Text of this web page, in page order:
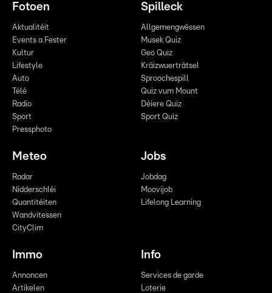
Fotoen
Aktualitéit
Events a Fester
Kultur
Lifestyle
Auto
Télé
Radio
Sport
Pressphoto
Spilleck
Allgemengwëssen
Musek Quiz
Geo Quiz
Kräizwuerträtsel
Sproochespill
Quiz vum Mount
Déiere Quiz
Sport Quiz
Meteo
Radar
Nidderschléi
Quantitéiten
Wandvitessen
CityClim
Jobs
Jobdag
Moovijob
Lifelong Learning
Immo
Annoncen
Artikelen
Info
Services de garde
Loterie